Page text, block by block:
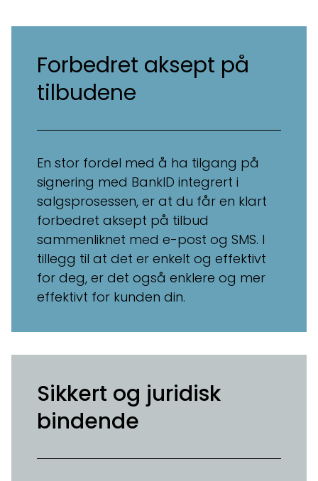
Forbedret aksept på
tilbudene
En stor fordel med å ha tilgang på
signering med BankID integrert i
salgsprosessen, er at du får en klart
forbedret aksept på tilbud
sammenliknet med e-post og SMS. I
tillegg til at det er enkelt og effektivt
for deg, er det også enklere og mer
effektivt for kunden din.
Sikkert og juridisk
bindende